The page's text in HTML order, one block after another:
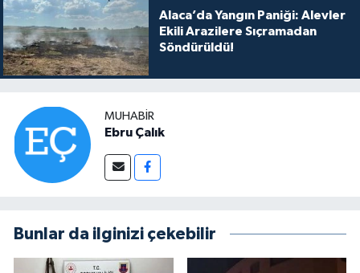
Alaca’da Yangın Paniği: Alevler
Ekili Arazilere Sıçramadan
Söndürüldü!
MUHABIR
Ebru Çalık
Bunlar da ilginizi çekebilir